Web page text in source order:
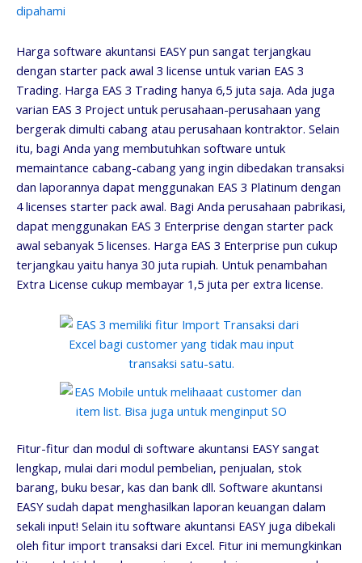
Harga software akuntansi EASY pun sangat terjangkau
dengan starter pack awal 3 license untuk varian EAS 3
Trading. Harga EAS 3 Trading hanya 6,5 juta saja. Ada juga
varian EAS 3 Project untuk perusahaan-perusahaan yang
bergerak dimulti cabang atau perusahaan kontraktor. Selain
itu, bagi Anda yang membutuhkan software untuk
memaintance cabang-cabang yang ingin dibedakan transaksi
dan laporannya dapat menggunakan EAS 3 Platinum dengan
4 licenses starter pack awal. Bagi Anda perusahaan pabrikasi,
dapat menggunakan EAS 3 Enterprise dengan starter pack
awal sebanyak 5 licenses. Harga EAS 3 Enterprise pun cukup
terjangkau yaitu hanya 30 juta rupiah. Untuk penambahan
Extra License cukup membayar 1,5 juta per extra license.
Fitur-fitur dan modul di software akuntansi EASY sangat
lengkap, mulai dari modul pembelian, penjualan, stok
barang, buku besar, kas dan bank dll. Software akuntansi
EASY sudah dapat menghasilkan laporan keuangan dalam
sekali input! Selain itu software akuntansi EASY juga dibekali
oleh fitur import transaksi dari Excel. Fitur ini memungkinkan